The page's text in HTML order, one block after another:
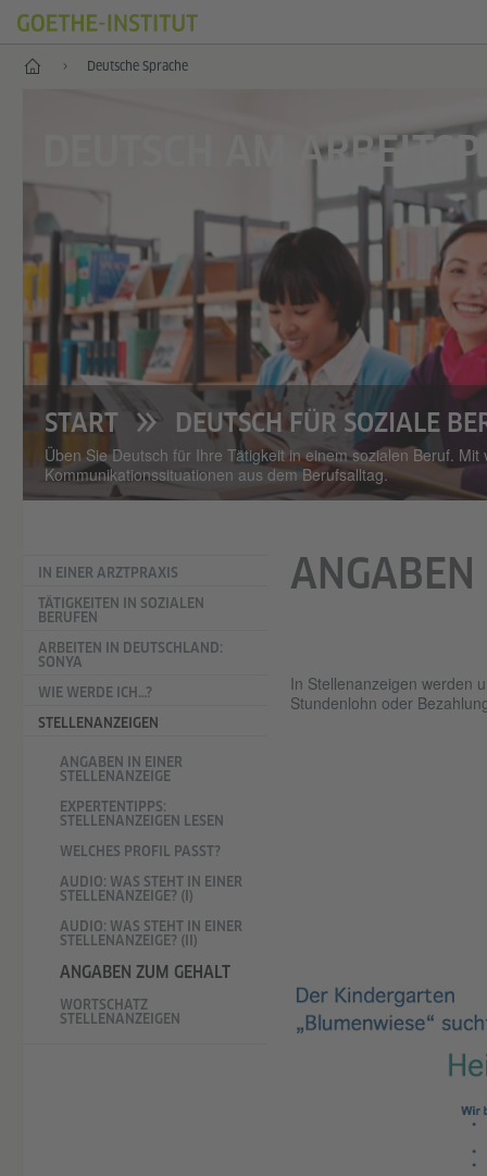
Start Deutsche Sprache
DEUTSCH AM
START DEUTSCH FÜR SOZIALE
Üben Sie Deutsch für Ihre Tätigkeit in einem sozialen Beruf.
Kommunikationssituationen aus dem Berufsalltag.
IN EINER ARZTPRAXIS
TÄTIGKEITEN IN SOZIALEN
BERUFEN
ARBEITEN IN DEUTSCHLAND:
SONYA
WIE WERDE ICH…?
STELLENANZEIGEN
ANGABEN IN EINER
STELLENANZEIGE
EXPERTENTIPPS:
STELLENANZEIGEN LESEN
WELCHES PROFIL PASST?
AUDIO: WAS STEHT IN EINER
STELLENANZEIGE? (I)
AUDIO: WAS STEHT IN EINER
STELLENANZEIGE? (II)
ANGABEN ZUM GEHALT
WORTSCHATZ
STELLENANZEIGEN
In Stellenanzeigen werden
Stundenlohn oder